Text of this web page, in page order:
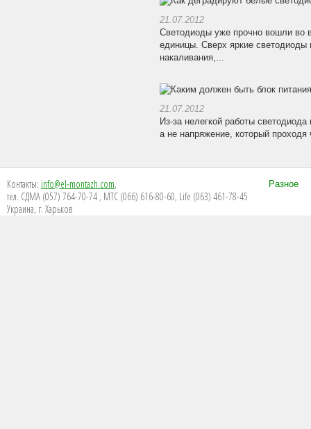
21.07.2012
Светодиоды уже прочно вошли во
единицы. Сверх яркие светодиоды
накаливания,...
21.07.2012
Из-за нелегкой работы
а не напряжение, который
Контакты: info@el-montazh.com,
тел. СДМА (057) 764-70-74 , МТС (066) 616-80-60, Life (063) 461-78-45
Украина, г. Харьков
Разное